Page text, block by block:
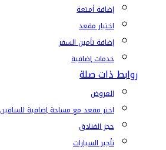
إضافة أمتعة
اختيار مقعد
إضافة تأمين السفر
خدمات إضافية
روابط ذات صلة
العروض
اختر مقعد مع مساحة إضافية للساقين
حجز الفنادق
تأجير السيارات